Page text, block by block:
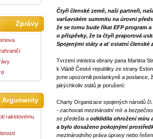
Čtyři členské země, naši partneři,
varšavském summitu na úrovni
že se tomu bude říkat EFP program
o příspěvky, že ta čtyři praporová
Spojenými státy a ať ostatní členské
Tvrzení ministra obrany pana Martina
k Vládě České republiky ze strany
jsme upozornili poslankyně a
jakýchkoliv států je porušení:
Charty Organizace spojených národů čl.
- zachovati mezinárodní mír a
se předešla a odklidila ohrožení míru
a bylo dosaženo pokojnými
mezinárodního práva úpravy nebo
Zprávy
Argumenty
raketovému